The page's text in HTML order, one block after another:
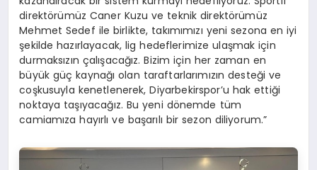
direktörümüz Caner Kuzu ve teknik direktörümüz
Mehmet Sedef ile birlikte, takımımızı yeni sezona en iyi
şekilde hazırlayacak, lig hedeflerimize ulaşmak için
durmaksızın çalışacağız. Bizim için her zaman en
büyük güç kaynağı olan taraftarlarımızın desteği ve
coşkusuyla kenetlenerek, Diyarbekirspor’u hak ettiği
noktaya taşıyacağız. Bu yeni dönemde tüm
camiamıza hayırlı ve başarılı bir sezon diliyorum.”